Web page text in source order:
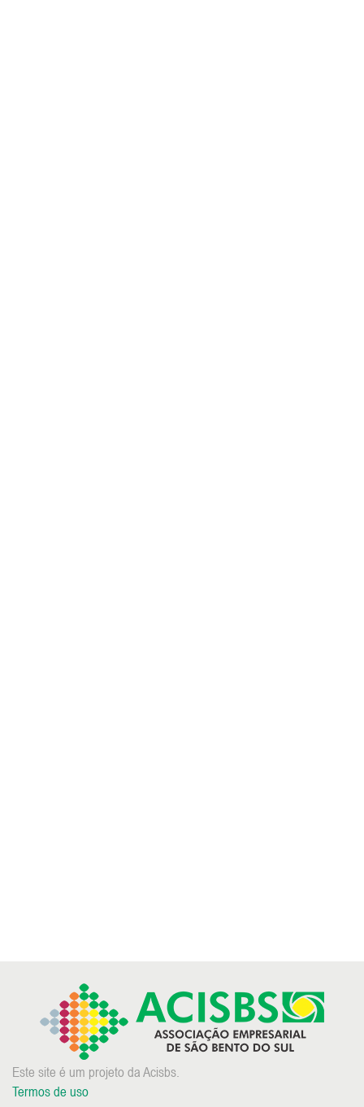
Este site é um projeto da Acisbs.
Termos de uso